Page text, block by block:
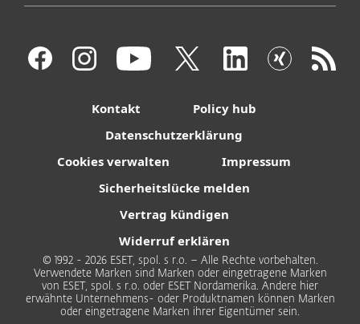
Kontakt
Policy hub
Datenschutzerklärung
Cookies verwalten
Impressum
Sicherheitslücke melden
Vertrag kündigen
Widerruf erklären
© 1992 - 2026 ESET, spol. s r.o. – Alle Rechte vorbehalten.
Verwendete Marken sind Marken oder eingetragene Marken
von ESET, spol. s r.o. oder ESET Nordamerika. Andere hier
erwähnte Unternehmens- oder Produktnamen können Marken
oder eingetragene Marken ihrer Eigentümer sein.